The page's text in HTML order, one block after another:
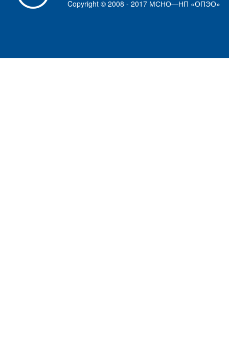
Copyright © 2008 - 2017 МСНО—НП «ОПЭО»